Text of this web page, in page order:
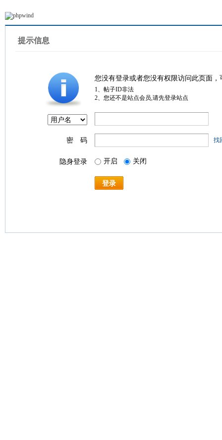
提示信息
您没有登录或者您没有权限访问此页面
1、帖子ID非法
2、您还不是站点会员,请先登录站点
密 码 找
隐身登录 开启 关闭
登录